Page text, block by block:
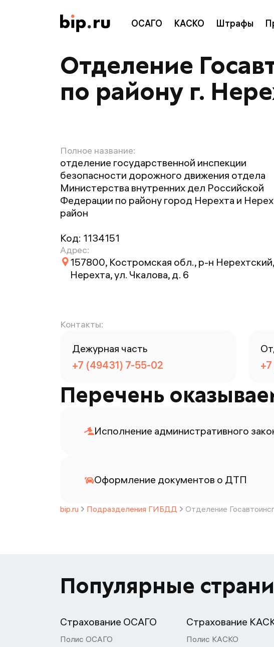
ОСАГО КАСКО Штрафы
Отделение
по району г.
Полное название:
отделение государственной инспекции
безопасности дорожного движения отдела
Министерства внутренних дел Российской
Федерации по району город Нерехта и
район
Код: 1134151
Адрес:
157800, Костромская обл., р-н Нерехтский,
Нерехта, ул. Чкалова, д. 6
Контакты:
Дежурная часть
+7 (49431) 7-55-02
Перечень
Исполнение административного
Оформление документов о ДТП
bip.ru Подразделения ГИБДД Отделение
Популярные
Страхование ОСАГО
Полис ОСАГО
Страхование
Полис КАСКО